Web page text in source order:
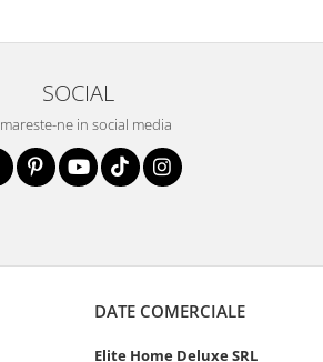
SOCIAL
ne in social media
DATE COMERCIALE
Elite Home Deluxe SRL